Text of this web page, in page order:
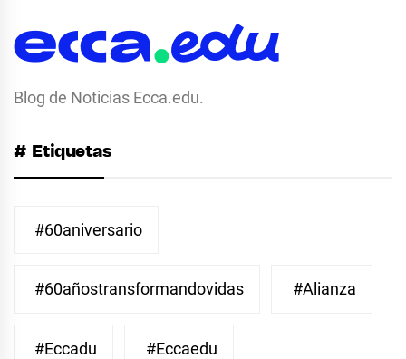
Blog de Noticias Ecca.edu.
# Etiquetas
#60aniversario
#60añostransformandovidas #Alianza
#eccadu #eccaedu